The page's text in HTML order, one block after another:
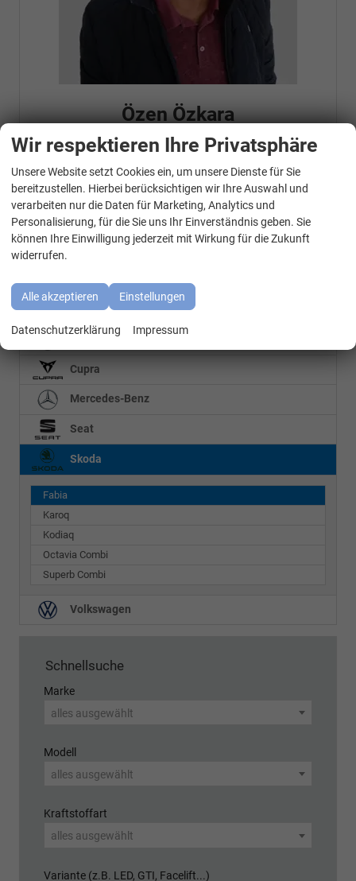
Özen Özkara
Senior Chef
Telefonnummer: 07181 - 47695 15
E-Mailadresse:
info@autohausrems.de
Fahrzeugnr.
Audi
Cupra
Mercedes-Benz
Seat
Skoda
Fabia
Karoq
Kodiaq
Octavia Combi
Superb Combi
Volkswagen
Schnellsuche
Marke
alles ausgewählt
Modell
alles ausgewählt
Kraftstoffart
alles ausgewählt
Variante (z.B. LED, GTI, Facelift...)
Wir respektieren Ihre Privatsphäre
Unsere Website setzt Cookies ein, um unsere Dienste für Sie
bereitzustellen. Hierbei berücksichtigen wir Ihre Auswahl und
verarbeiten nur die Daten für Marketing, Analytics und
Personalisierung, für die Sie uns Ihr Einverständnis geben. Sie
können Ihre Einwilligung jederzeit mit Wirkung für die Zukunft
widerrufen.
Alle akzeptieren Einstellungen
Datenschutzerklärung Impressum